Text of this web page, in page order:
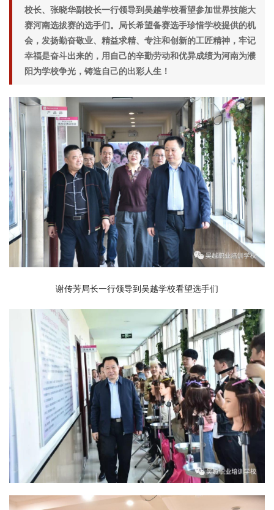
校长、张晓华副校长一行领导到吴越学校看望参加世界技能大
赛河南选拔赛的选手们。
局长希望备赛选手珍惜学校提供的机
会，发扬勤奋敬业、精益求精、专注和创新的工匠精神，牢记
幸福是奋斗出来的，用自己的辛勤劳动和优异成绩为河南为濮
阳为学校争光，铸造自己的出彩人生！
谢传芳局长一行领导到吴越学校看望选手们